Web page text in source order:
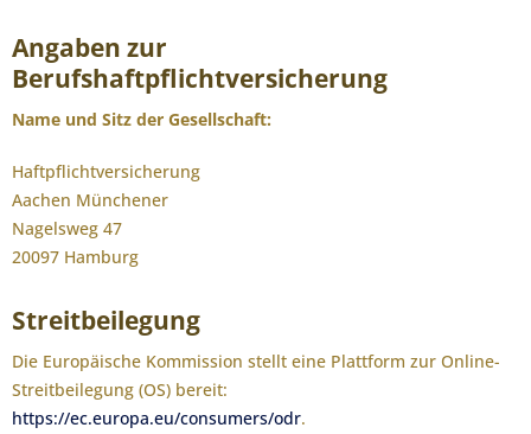
Angaben zur
Berufshaftpflichtversicherung
Name und Sitz der Gesellschaft:
Haftpflichtversicherung
Aachen Münchener
Nagelsweg 47
20097 Hamburg
Streitbeilegung
Die Europäische Kommission stellt eine Plattform zur Online-
Streitbeilegung (OS) bereit:
https://ec.europa.eu/consumers/odr.